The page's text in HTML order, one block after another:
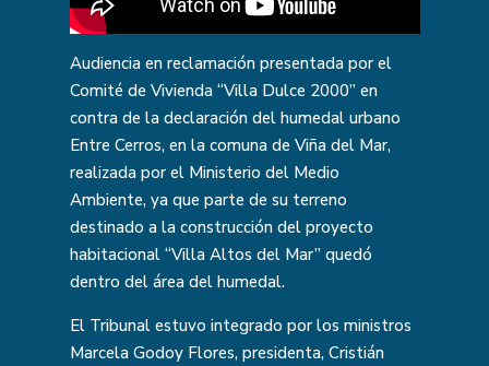
Audiencia en reclamación presentada por el
Comité de Vivienda “Villa Dulce 2000” en
contra de la declaración del humedal urbano
Entre Cerros, en la comuna de Viña del Mar,
realizada por el Ministerio del Medio
Ambiente, ya que parte de su terreno
destinado a la construcción del proyecto
habitacional “Villa Altos del Mar” quedó
dentro del área del humedal.
El Tribunal estuvo integrado por los ministros
Marcela Godoy Flores, presidenta, Cristián